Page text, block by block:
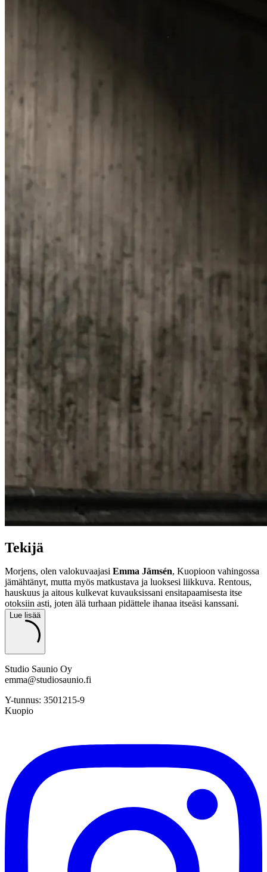
Tekijä
Morjens, olen valokuvaajasi Emma Jämsén, Kuopioon vahingossa
jämähtänyt, mutta myös matkustava ja luoksesi liikkuva. Rentous,
hauskuus ja aitous kulkevat kuvauksissani ensitapaamisesta itse
otoksiin asti, joten älä turhaan pidättele ihanaa itseäsi kanssani.
Lue lisää
Studio Saunio Oy
emma@studiosaunio.fi
Y-tunnus: 3501215-9
Kuopio